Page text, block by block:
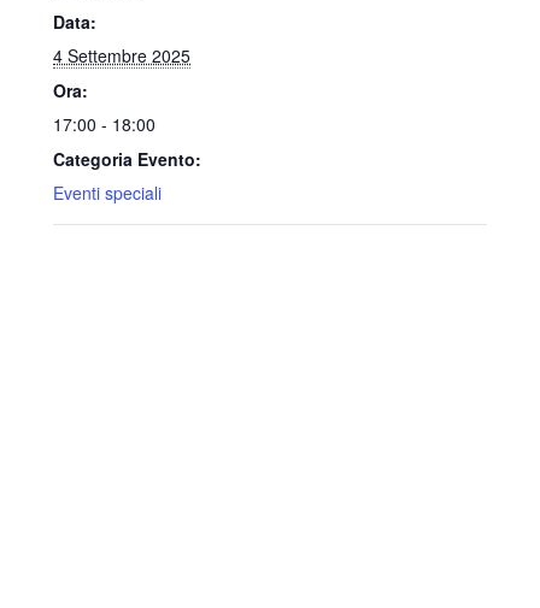
Data:
4 Settembre 2025
Ora:
17:00 - 18:00
Categoria Evento:
Eventi speciali